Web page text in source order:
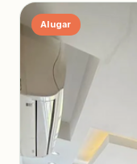
Alugar